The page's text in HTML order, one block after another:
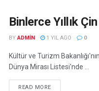
Binlerce Yıllık
BY ADMIN 1 YIL AGO 0
Kültür ve Turizm
Dünya Mirası Listesi'nde ...
READ MORE